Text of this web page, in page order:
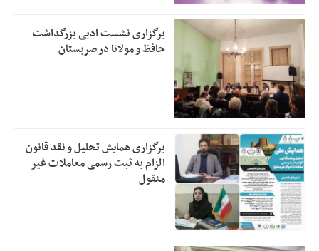
برگزاری نشست ادبی بزرگداشت
حافظ و مولانا در صربستان
برگزاری همایش تحلیل و نقد قانون
الزام به ثبت رسمی معاملات غیر
منقول